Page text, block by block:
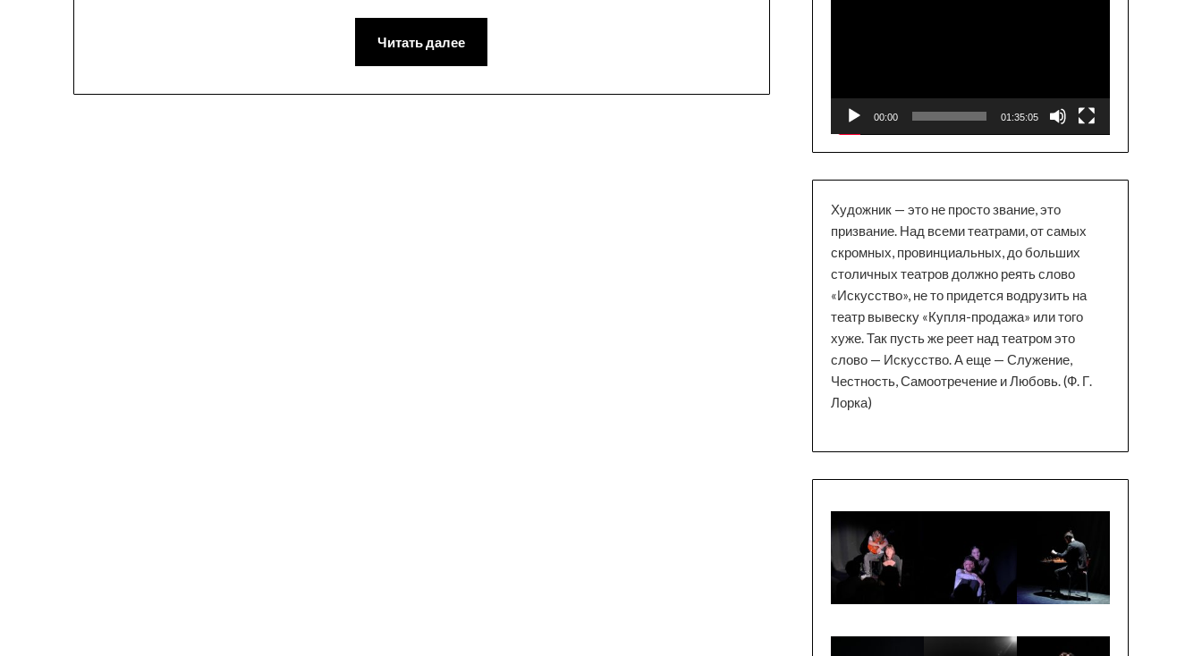
Читать далее
00:00 01:35:05
Художник — это не просто звание, это
призвание. Над всеми театрами, от самых
скромных, провинциальных, до больших
столичных театров должно реять слово
«Искусство», не то придется водрузить на
театр вывеску «Купля-продажа» или того
хуже. Так пусть же реет над театром это
слово — Искусство. А еще — Служение,
Честность, Самоотречение и Любовь. (Ф. Г.
Лорка)